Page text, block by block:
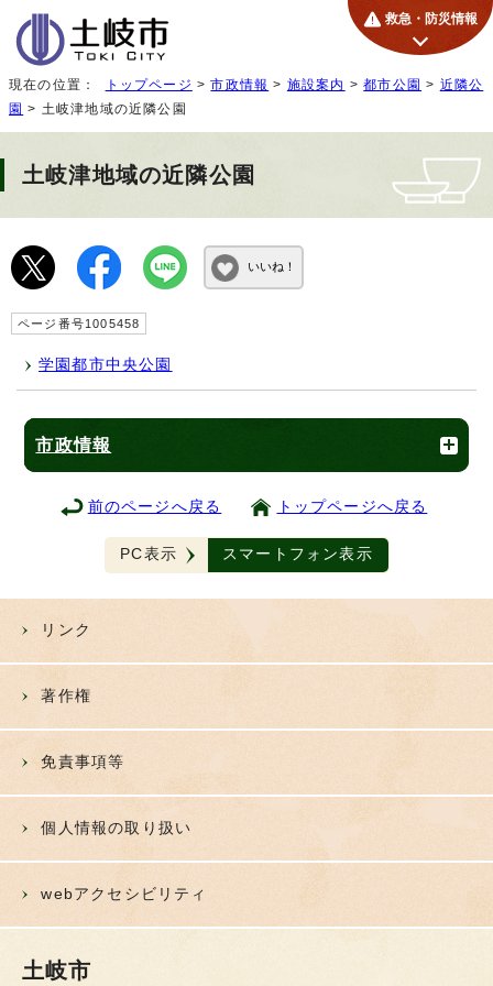
救急・防災情報
現在の位置： トップページ >市政情報 > 施設案内 >都市公園 > 近隣公
園 > 土岐津地域の近隣公園
土岐津地域の近隣公園
いいね！
ページ番号1005458
学園都市中央公園
市政情報
前のページへ戻る トップページへ戻る
PC表示 スマートフォン表示
リンク
著作権
免責事項等
個人情報の取り扱い
webアクセシビリティ
土岐市